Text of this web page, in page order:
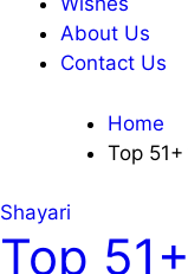
About Us
Contact Us
Home
Top 51+
Shayari
Top 51+